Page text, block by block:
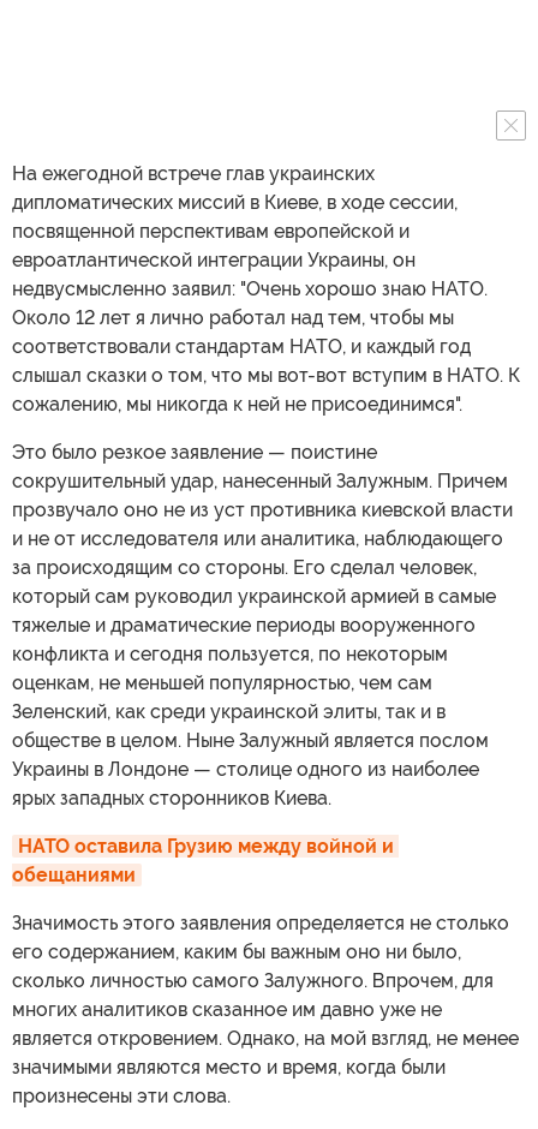
На ежегодной встрече глав украинских
дипломатических миссий в Киеве, в ходе сессии,
посвященной перспективам европейской и
евроатлантической интеграции Украины, он
недвусмысленно заявил: "Очень хорошо знаю НАТО.
Около 12 лет я лично работал над тем, чтобы мы
соответствовали стандартам НАТО, и каждый год
слышал сказки о том, что мы вот-вот вступим в НАТО. К
сожалению, мы никогда к ней не присоединимся".
Это было резкое заявление — поистине
сокрушительный удар, нанесенный Залужным. Причем
прозвучало оно не из уст противника киевской власти
и не от исследователя или аналитика, наблюдающего
за происходящим со стороны. Его сделал человек,
который сам руководил украинской армией в самые
тяжелые и драматические периоды вооруженного
конфликта и сегодня пользуется, по некоторым
оценкам, не меньшей популярностью, чем сам
Зеленский, как среди украинской элиты, так и в
обществе в целом. Ныне Залужный является послом
Украины в Лондоне — столице одного из наиболее
ярых западных сторонников Киева.
НАТО оставила Грузию между войной и
обещаниями
Значимость этого заявления определяется не столько
его содержанием, каким бы важным оно ни было,
сколько личностью самого Залужного. Впрочем, для
многих аналитиков сказанное им давно уже не
является откровением. Однако, на мой взгляд, не менее
значимыми являются место и время, когда были
произнесены эти слова.